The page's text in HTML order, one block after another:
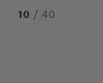
10 / 40